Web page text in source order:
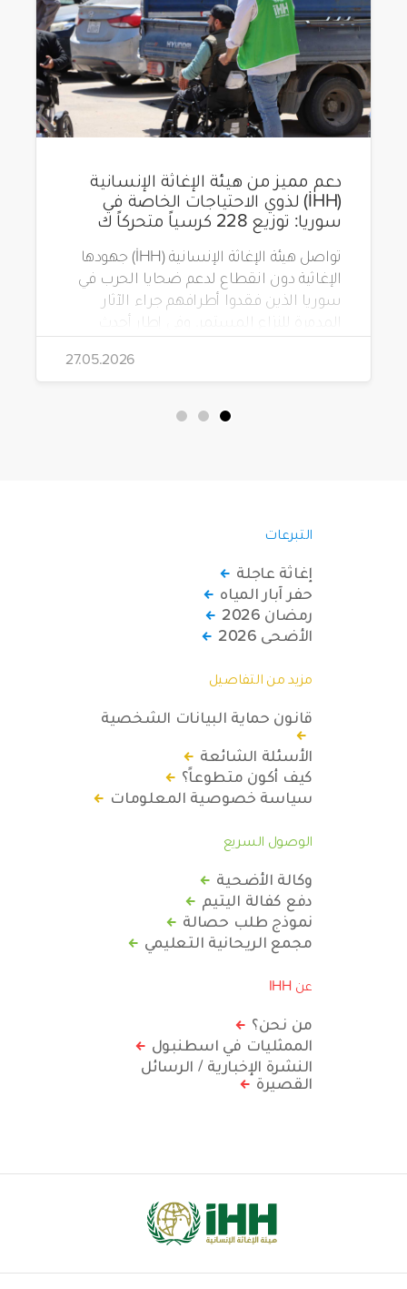
دعم مميز من هيئة الإغاثة الإنسانية
(İHH) لذوي الاحتياجات الخاصة في
سوريا: توزيع 228 كرسياً متحركاً ك
تواصل هيئة الإغاثة الإنسانية (İHH) جهودها
الإغاثية دون انقطاع لدعم ضحايا الحرب في
سوريا الذين فقدوا أطرافهم جراء الآثار
المدمرة للنزاع المستمر. وفي إطار أحدث
مشاريعها، قامت الهيئة بتوزيع 228 كرسياً
متحركاً كهربائياً على أشخاص من ذوي
الاحتياجات الخاصة يعيشون في ظروف
قاسية بمناطق دمشق، وحلب، وحماة،
27.05.2026
التبرعات
إغاثة عاجلة
حفر آبار المياه
رمضان 2026
الأضحى 2026
مزيد من التفاصيل
قانون حماية البيانات الشخصية
الأسئلة الشائعة
كيف أكون متطوعاً؟
سياسة خصوصية المعلومات
الوصول السريع
وكالة الأضحية
دفع كفالة اليتيم
نموذج طلب حصالة
مجمع الريحانية التعليمي
عن IHH
من نحن؟
الممثليات في اسطنبول
النشرة الإخبارية / الرسائل
القصيرة